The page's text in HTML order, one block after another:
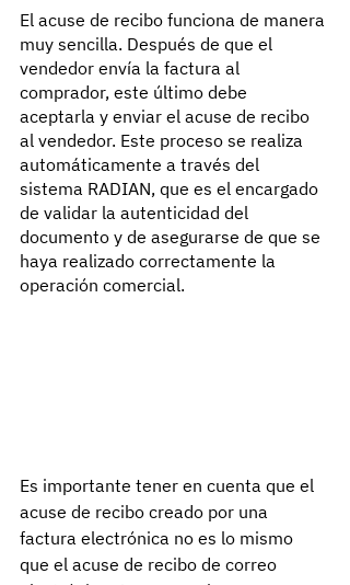
El acuse de recibo funciona de manera
muy sencilla. Después de que el
vendedor envía la factura al
comprador, este último debe
aceptarla y enviar el acuse de recibo
al vendedor. Este proceso se realiza
automáticamente a través del
sistema RADIAN, que es el encargado
de validar la autenticidad del
documento y de asegurarse de que se
haya realizado correctamente la
operación comercial.
Es importante tener en cuenta que el
acuse de recibo creado por una
factura electrónica no es lo mismo
que el acuse de recibo de correo